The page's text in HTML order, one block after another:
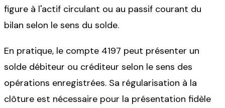
figure à l'actif circulant ou au passif courant du
bilan selon le sens du solde.
En pratique, le compte 4197 peut présenter un
solde débiteur ou créditeur selon le sens des
opérations enregistrées. Sa régularisation à la
clôture est nécessaire pour la présentation fidèle